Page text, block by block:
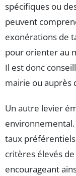
spécifiques ou
peuvent
exonérations de
pour orienter au
Il est donc
mairie ou auprès
Un autre levier
taux
critères élevés
encourageant